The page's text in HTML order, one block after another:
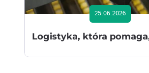
25.06.2026